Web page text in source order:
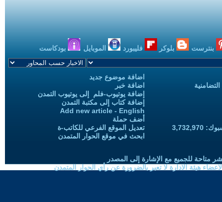
بنترست بلوكر فليبورد الموبايل بودكاست
اضافة موضوع جديد
اضافة خبر
إضافة يوتيوب-فلم إلى يوتيوب التمدن
إضافة كتاب إلى مكتبة التمدن
Add new article - English
أضف حملة
تعديل الموقع الفرعي للكاتب-ة
ابحث في موقع الحوار المتمدن
متاحة للجميع مع الإشارة إلى المصدر
هيئة الادارة لا تعبر بالضرورة عن رأي الحوار المتمدن